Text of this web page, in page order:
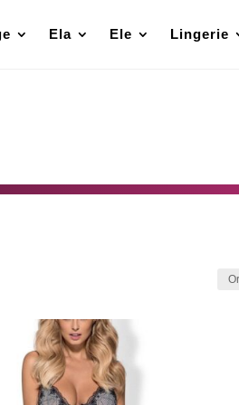
Ela Ele Lingerie